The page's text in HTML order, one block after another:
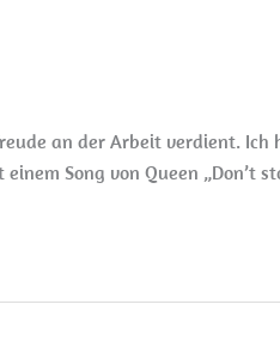
an der Arbeit verdient.
Song von Queen „Don’t